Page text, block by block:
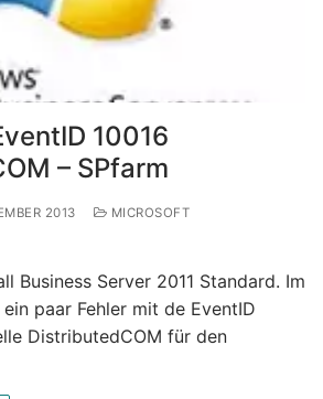
10016
– SPfarm
2013
MICROSOFT
Business Server 2011 Standard. Im
paar Fehler mit de EventID
DistributedCOM für den